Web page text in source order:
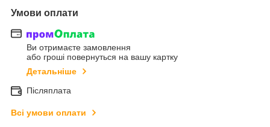
Умови оплати
Ви отримаєте замовлення
або гроші повернуться на вашу картку
Детальніше
Післяплата
Всі умови оплати